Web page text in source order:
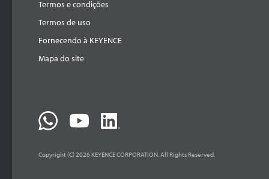
Termos e condições
Termos de uso
Fornecendo à KEYENCE
Mapa do site
Copyright (C) 2026 KEYENCE CORPORATION. All Rights Reserved.